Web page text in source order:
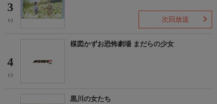
3
(-) 次回放送
4
(-)
楳図かずお恐怖劇場 まだらの少女
黒川の女たち